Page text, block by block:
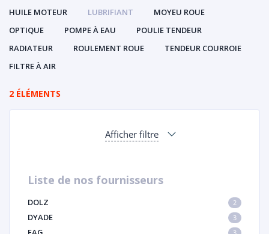
HUILE MOTEUR
LUBRIFIANT
MOYEU ROUE
OPTIQUE
POMPE À EAU
POULIE TENDEUR
RADIATEUR
ROULEMENT ROUE
TENDEUR COURROIE
FILTRE À AIR
2 ÉLÉMENTS
Afficher filtre
Liste de nos fournisseurs
DOLZ 2
DYADE 3